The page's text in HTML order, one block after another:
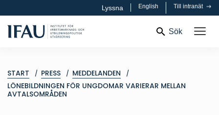
Lyssna English Till intranät
Sök
START PRESS
MEDDELANDEN
LÖNEBILDNINGEN FÖR UNGDOMAR VARIERAR MELLAN
AVTALSOMRÅDEN